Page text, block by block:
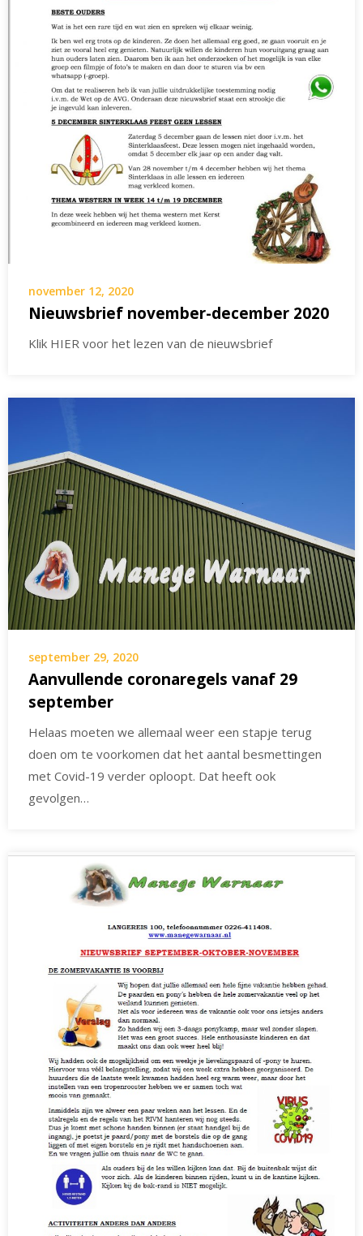
november 12, 2020
Nieuwsbrief november-december 2020
Klik HIER voor het lezen van de nieuwsbrief
september 29, 2020
Aanvullende coronaregels vanaf 29
september
Helaas moeten we allemaal weer een stapje terug
doen om te voorkomen dat het aantal besmettingen
met Covid-19 verder oploopt. Dat heeft ook
gevolgen…